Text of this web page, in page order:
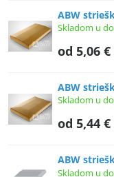
ABW
Skladom u
od 5,06 €
ABW
Skladom u
od 5,44 €
ABW
Skladom u